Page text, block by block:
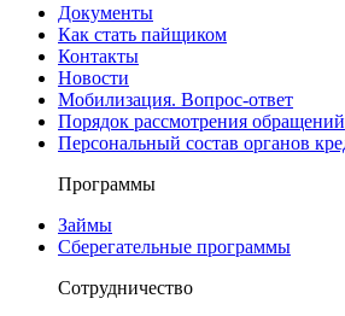
Документы
Как стать пайщиком
Контакты
Новости
Мобилизация. Вопрос-ответ
Порядок рассмотрения обращений
Персональный состав органов
Программы
Займы
Сберегательные программы
Сотрудничество